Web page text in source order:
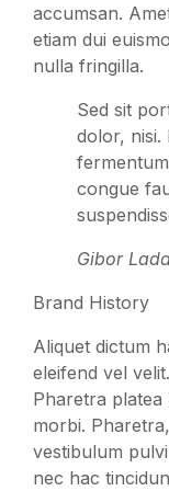
accumsan.
etiam dui
nulla fringilla.
Sed sit
dolor, nisi.
congue
Gibor
Brand History
Aliquet dictum
eleifend vel
Pharetra platea
morbi.
vestibulum
nec hac